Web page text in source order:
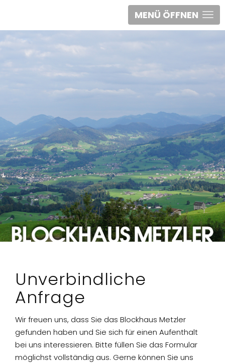
MENÜ ÖFFNEN
Unverbindliche
Anfrage
Wir freuen uns, dass Sie das Blockhaus Metzler
gefunden haben und Sie sich für einen Aufenthalt
bei uns interessieren. Bitte füllen Sie das Formular
möglichst vollständig aus. Gerne können Sie uns